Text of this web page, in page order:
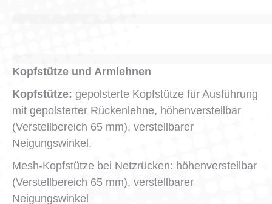
Kopfstütze und Armlehnen
Kopfstütze: gepolsterte Kopfstütze für Ausführung
mit gepolsterter Rückenlehne, höhenverstellbar
(Verstellbereich 65 mm), verstellbarer
Neigungswinkel.
Mesh-Kopfstütze bei Netzrücken: höhenverstellbar
(Verstellbereich 65 mm), verstellbarer
Neigungswinkel